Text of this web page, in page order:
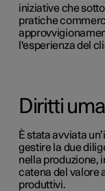
iniziative che
pratiche
l'esperienza del
Diritti
È stata avviata
gestire la due
nella produzione,
catena del valore
produttivi.